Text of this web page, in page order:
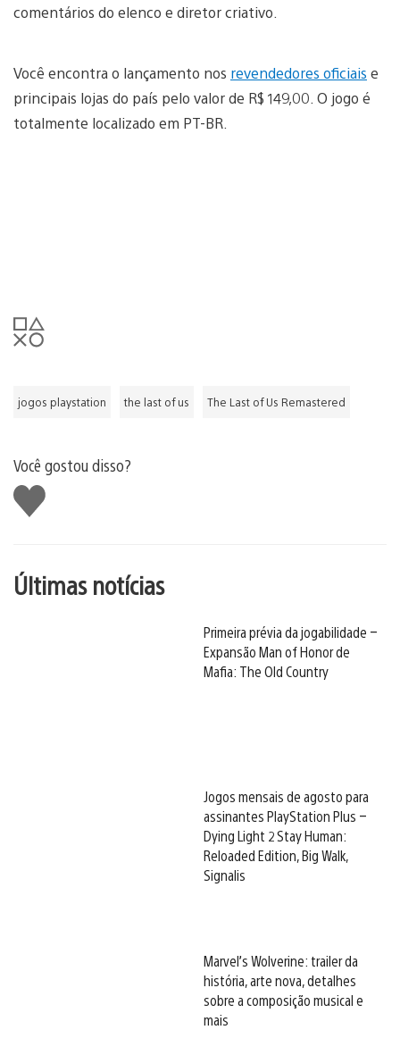
comentários do elenco e diretor criativo.
Você encontra o lançamento nos revendedores oficiais e
principais lojas do país pelo valor de R$ 149,00. O jogo é
totalmente localizado em PT-BR.
jogos playstation the last of us The Last of Us Remastered
Você gostou disso?
Curtir
Últimas notícias
Primeira prévia da jogabilidade –
Expansão Man of Honor de
Mafia: The Old Country
Jogos mensais de agosto para
assinantes PlayStation Plus –
Dying Light 2 Stay Human:
Reloaded Edition, Big Walk,
Signalis
Marvel’s Wolverine: trailer da
história, arte nova, detalhes
sobre a composição musical e
mais